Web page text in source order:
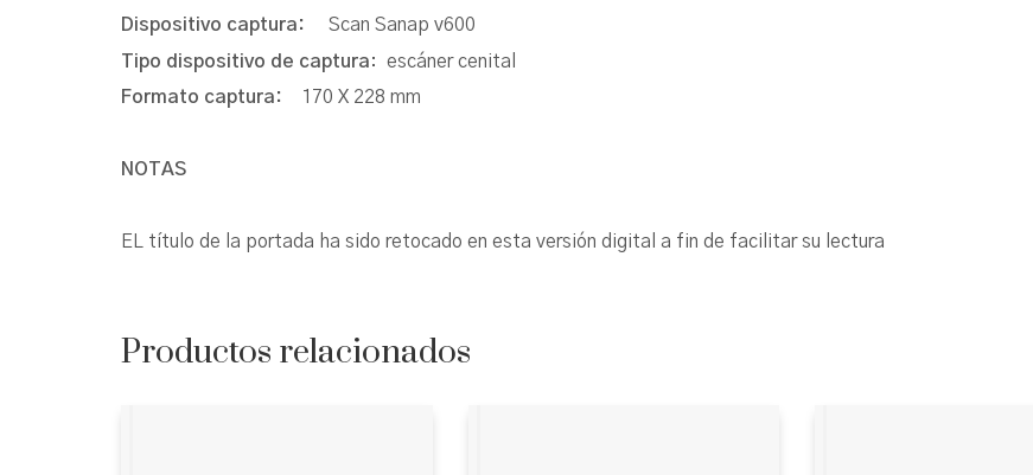
Dispositivo captura: Scan Sanap v600
Tipo dispositivo de captura: escáner cenital
Formato captura:
170 X 228 mm
NOTAS
EL título de la portada ha sido retocado en esta versión digital a fin de facilitar su lectura
Productos relacionados